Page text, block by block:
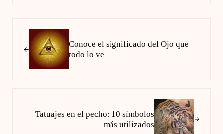
Conoce el significado del Ojo que
todo lo ve
Tatuajes en el pecho: 10 símbolos
más utilizados